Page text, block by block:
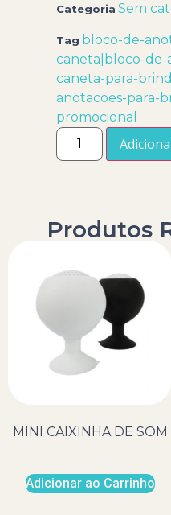
Categoria Sem
Tag bloco-de-
caneta|bloco-de-
caneta-para-
anotacoes-para-
promocional
Produtos
MINI CAIXINHA DE SOM
Adicionar ao Carrinho